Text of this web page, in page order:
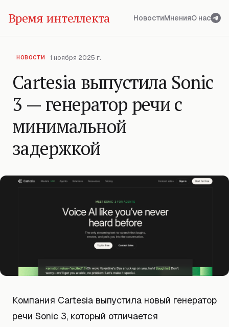
Время интеллекта НовостиМненияО нас
НОВОСТИ 1 ноября 2025 г.
Cartesia выпустила Sonic
3 — генератор речи с
минимальной
задержкой
Компания Cartesia выпустила новый генератор
речи Sonic 3, который отличается